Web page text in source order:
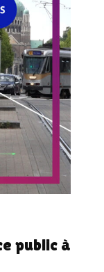
public à